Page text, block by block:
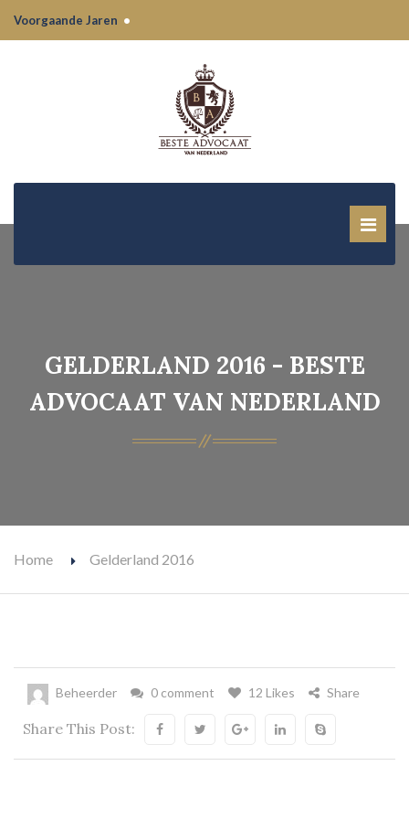
Voorgaande Jaren •
GELDERLAND 2016 - BESTE
ADVOCAAT VAN NEDERLAND
Home Gelderland 2016
Beheerder 0 comment 12 Likes Share
Share This Post: